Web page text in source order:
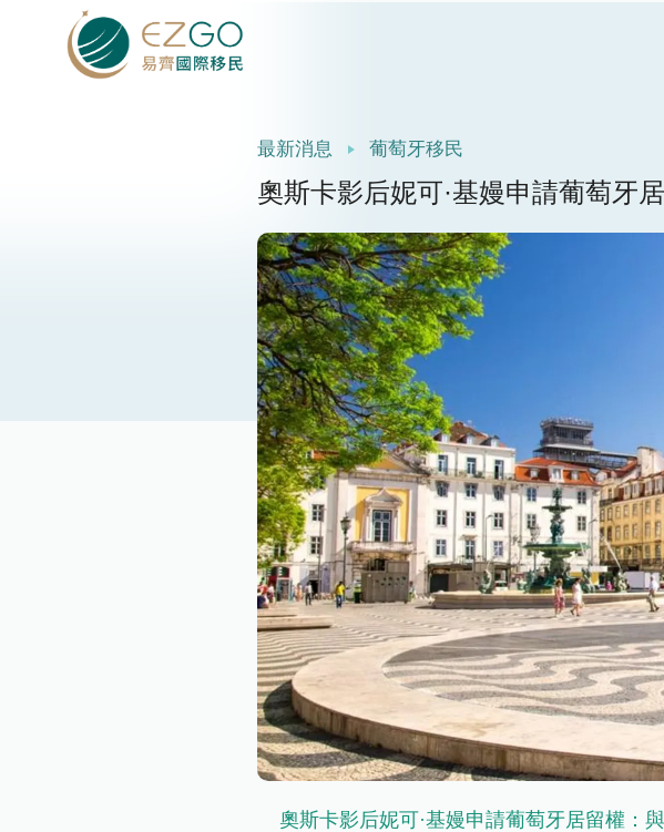
最新消息 葡萄牙移民
奧斯卡影后妮可·基嫚申請葡萄牙
奧斯卡影后妮可·基嫚申請葡萄牙居留權：